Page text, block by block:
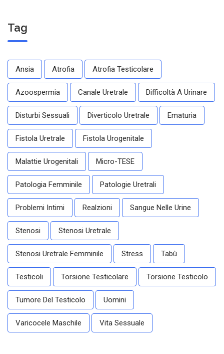
Tag
Ansia Atrofia Atrofia Testicolare
Azoospermia Canale Uretrale Difficoltà A Urinare
Disturbi Sessuali Diverticolo Uretrale Ematuria
Fistola Uretrale Fistola Urogenitale
Malattie Urogenitali Micro-TESE
Patologia Femminile Patologie Uretrali
Problemi Intimi Realzioni Sangue Nelle Urine
Stenosi Stenosi Uretrale
Stenosi Uretrale Femminile Stress Tabù
Testicoli Torsione Testicolare Torsione Testicolo
Tumore Del Testicolo Uomini
Varicocele Maschile Vita Sessuale